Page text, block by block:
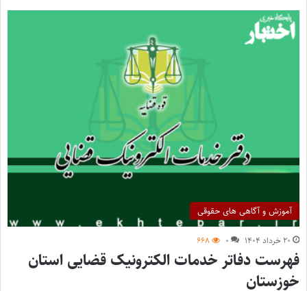
آموزش و آگاهی های حقوقی
۲۰ خرداد ۱۴۰۴ ۰ ۶۶۸
فهرست دفاتر خدمات الکترونیک قضایی استان
خوزستان